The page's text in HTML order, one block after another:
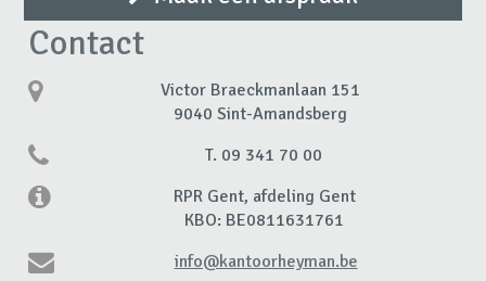
Contact
Victor Braeckmanlaan 151
9040 Sint-Amandsberg
T. 09 341 70 00
RPR Gent, afdeling Gent
KBO: BE0811631761
info@kantoorheyman.be